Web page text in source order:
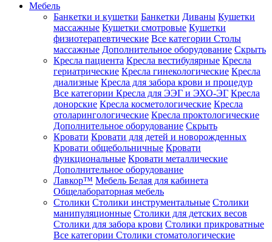
Мебель
Банкетки и кушетки Банкетки Диваны Кушетки
массажные Кушетки смотровые Кушетки
физиотерапевтические Все категории Столы
массажные Дополнительное оборудование Скрыть
Кресла пациента Кресла вестибулярные Кресла
гериатрические Кресла гинекологические Кресла
диализные Кресла для забора крови и процедур
Все категории Кресла для ЭЭГ и ЭХО-ЭГ Кресла
донорские Кресла косметологические Кресла
отоларингологические Кресла проктологические
Дополнительное оборудование Скрыть
Кровати Кровати для детей и новорожденных
Кровати общебольничные Кровати
функциональные Кровати металлические
Дополнительное оборудование
Лавкор™ Мебель Белая для кабинета
Общелабораторная мебель
Столики Столики инструментальные Столики
манипуляционные Столики для детских весов
Столики для забора крови Столики прикроватные
Все категории Столики стоматологические